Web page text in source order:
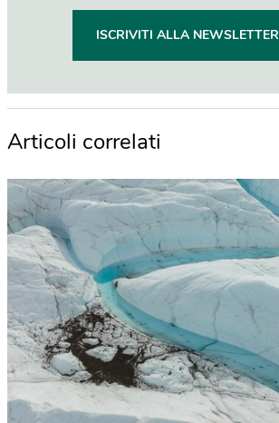
ISCRIVITI ALLA NEWSLETTER
Articoli correlati